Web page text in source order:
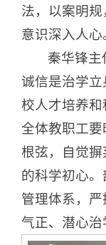
法，以案明
意识深入人心
秦华锋主
诚信是治学
校人才培养和
全体教职工
根弦，自觉
的科学初心
管理体系，
气正、潜心治